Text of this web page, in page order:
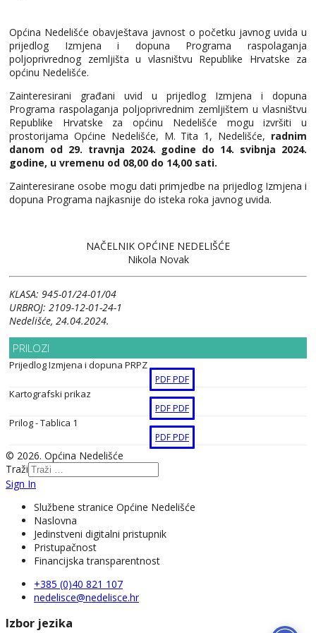
Općina Nedelišće obavještava javnost o početku javnog uvida u
prijedlog Izmjena i dopuna Programa raspolaganja
poljoprivrednog zemljišta u vlasništvu Republike Hrvatske za
općinu Nedelišće.
Zainteresirani građani uvid u prijedlog Izmjena i dopuna
Programa raspolaganja poljoprivrednim zemljištem u vlasništvu
Republike Hrvatske za općinu Nedelišće mogu izvršiti u
prostorijama Općine Nedelišće, M. Tita 1, Nedelišće, radnim
danom od 29. travnja 2024. godine do 14. svibnja 2024.
godine, u vremenu od 08,00 do 14,00 sati.
Zainteresirane osobe mogu dati primjedbe na prijedlog Izmjena i
dopuna Programa najkasnije do isteka roka javnog uvida.
NAČELNIK OPĆINE NEDELIŠĆE
Nikola Novak
KLASA: 945-01/24-01/04
URBROJ: 2109-12-01-24-1
Nedelišće, 24.04.2024.
PRILOZI
Prijedlog Izmjena i dopuna PRPZ
PDFPDF
Kartografski prikaz
PDFPDF
Prilog - Tablica 1
PDFPDF
© 2026. Općina Nedelišće
Traži
Sign In
Službene stranice Općine Nedelišće
Naslovna
Jedinstveni digitalni pristupnik
Pristupačnost
Financijska transparentnost
+385 (0)40 821 107
nedelisce@nedelisce.hr
Izbor jezika